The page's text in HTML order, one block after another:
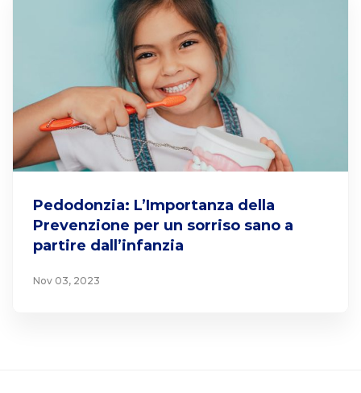
Pedodonzia: L’Importanza della
Prevenzione per un sorriso sano a
partire dall’infanzia
Nov 03, 2023